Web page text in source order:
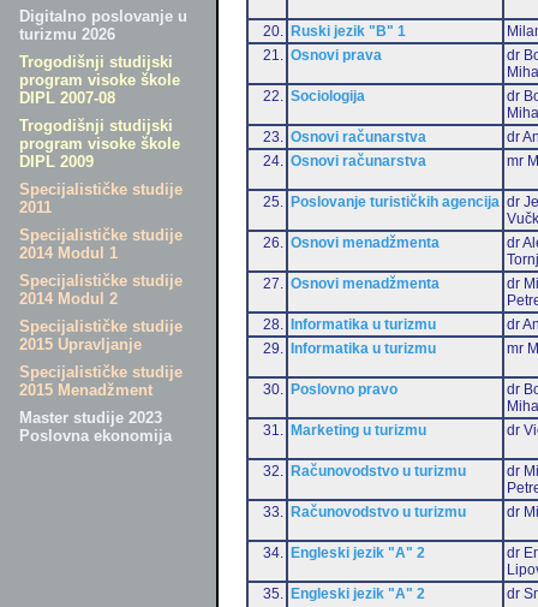
Digitalno poslovanje u
turizmu 2026
Trogodišnji studijski
program visoke škole
DIPL 2007-08
Trogodišnji studijski
program visoke škole
DIPL 2009
Specijalističke studije
2011
Specijalističke studije
2014 Modul 1
Specijalističke studije
2014 Modul 2
Specijalističke studije
2015 Upravljanje
Specijalističke studije
2015 Menadžment
Master studije 2023
Poslovna ekonomija
20. Ruski jezik "B" 1
21.
Osnovi prava
dr
22.
Sociologija
dr
23.
Osnovi računarstva
dr
24.
Osnovi računarstva mr
25. Poslovanje turističkih agencija dr
26.
Osnovi menadžmenta
dr
27.
Osnovi menadžmenta
dr
28.
Informatika u turizmu
dr
29.
Informatika u turizmu mr
30. Poslovno pravo
dr
31.
Marketing u turizmu dr
32. Računovodstvo u turizmu
dr
33.
Računovodstvo u turizmu dr
34. Engleski jezik "A" 2
dr
35.
Engleski jezik "A" 2 dr